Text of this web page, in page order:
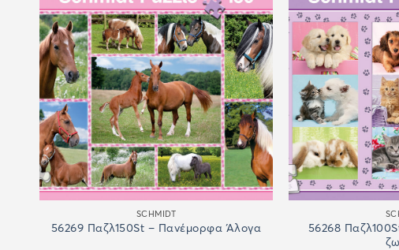
SCHMIDT
56269 Παζλ150St – Πανέμορφα Άλογα
56268